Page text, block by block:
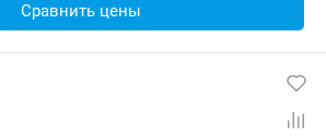
Сравнить цены